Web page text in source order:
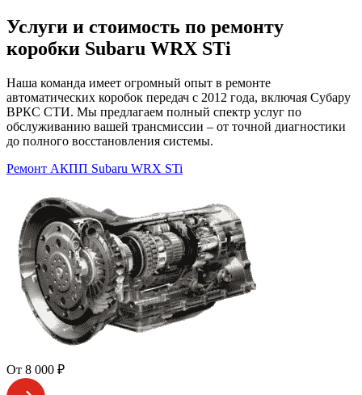
Услуги и стоимость по ремонту
коробки Subaru WRX STi
Наша команда имеет огромный опыт в ремонте
автоматических коробок передач с 2012 года, включая Субару
ВРКС СТИ. Мы предлагаем полный спектр услуг по
обслуживанию вашей трансмиссии – от точной диагностики
до полного восстановления системы.
Ремонт АКПП Subaru WRX STi
От 8 000 ₽